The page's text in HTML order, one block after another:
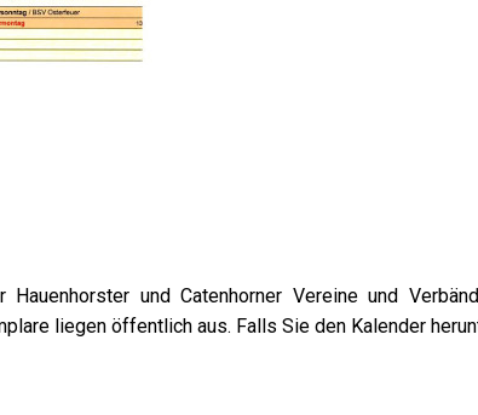
und Catenhorner Vereine und
liegen öffentlich aus. Falls Sie den Kalender